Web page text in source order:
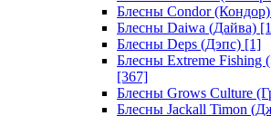
Блесны Condor (Кондор)
Блесны Daiwa (Дайва)
Блесны Deps (Дэпс) [1]
Блесны Extreme
[367]
Блесны Grows Culture
Блесны Jackall Timon